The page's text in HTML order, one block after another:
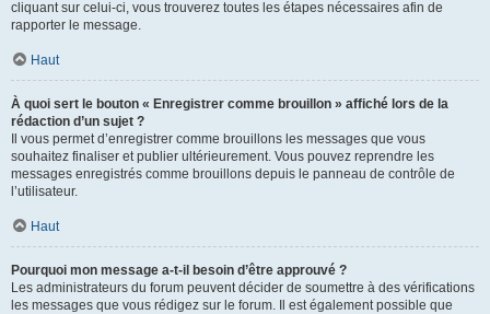
cliquant sur celui-ci, vous trouverez toutes les étapes nécessaires afin de
rapporter le message.
Haut
À quoi sert le bouton « Enregistrer comme brouillon » affiché lors de la
rédaction d’un sujet ?
Il vous permet d’enregistrer comme brouillons les messages que vous
souhaitez finaliser et publier ultérieurement. Vous pouvez reprendre les
messages enregistrés comme brouillons depuis le panneau de contrôle de
l’utilisateur.
Haut
Pourquoi mon message a-t-il besoin d’être approuvé ?
Les administrateurs du forum peuvent décider de soumettre à des vérifications
les messages que vous rédigez sur le forum. Il est également possible que